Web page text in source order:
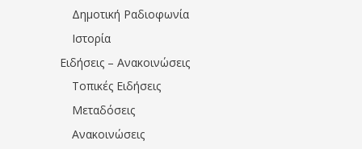
Δημοτική Ραδιοφωνία
Ιστορία
Ειδήσεις – Ανακοινώσεις
Τοπικές Ειδήσεις
Μεταδόσεις
Ανακοινώσεις